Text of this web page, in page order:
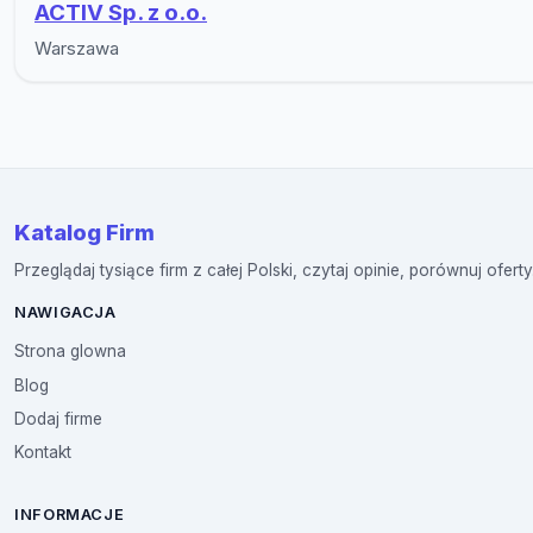
ACTIV Sp. z o.o.
Warszawa
Katalog Firm
Przeglądaj tysiące firm z całej Polski, czytaj opinie, porównuj
NAWIGACJA
Strona glowna
Blog
Dodaj firme
Kontakt
INFORMACJE